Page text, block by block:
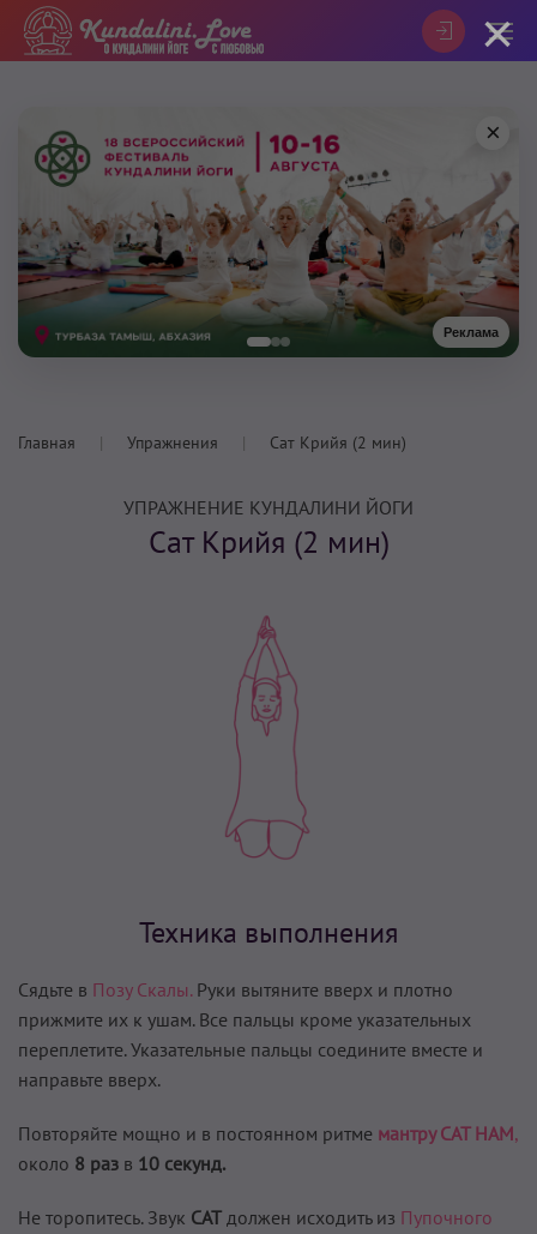
Реклама
×
Главная Упражнения Сат Крийя (2 мин)
УПРАЖНЕНИЕ КУНДАЛИНИ ЙОГИ
Сат Крийя (2 мин)
Техника выполнения
Сядьте в Позу Скалы.Руки вытяните вверх и плотно
прижмите их к ушам. Все пальцы кроме указательных
переплетите. Указательные пальцы соедините вместе и
направьте вверх.
Повторяйте мощно и в постоянном ритме мантру CAT НАМ,
около 8 раз в 10 секунд.
Не торопитесь. Звук CAT должен исходить из Пупочного
×